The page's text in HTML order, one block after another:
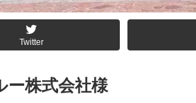
Twitter
ー株式会社様